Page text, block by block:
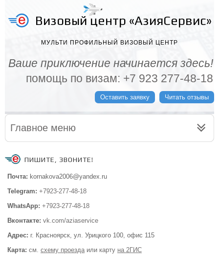
Визовый центр «АзияСервис»
МУЛЬТИ ПРОФИЛЬНЫЙ ВИЗОВЫЙ ЦЕНТР
Ваше приключение начинается здесь!
помощь по визам: +7 923 277-48-18
Оставить заявку Читать отзывы
Главное меню
ПИШИТЕ, ЗВОНИТЕ!
Почта: kornakova2006@yandex.ru
Telegram: +7923-277-48-18
WhatsApp: +7923-277-48-18
Вконтакте: vk.com/aziaservice
Адрес: г. Красноярск, ул. Урицкого 100, офис 115
Карта: см. схему проездаили карту на 2ГИС